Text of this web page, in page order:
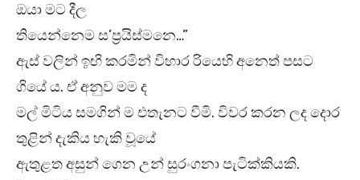
ඔයා මට දීල
තියෙන්නෙම ස’ප්‍රයිස්මනෙ…”
ඇස් වලින් ඉඟි කරමින් විහාර රියෙහි අනෙත් පසට
ගියේ ය. ඒ අනුව මම ද
මල් මිටිය සමගින් ම එතැනට වීමි. විවර කරන ලද දොර
තුළින් දැකිය හැකි වූයේ
ඇතුළත අසුන් ගෙන උන් සුරංගනා පැටික්කියකි.